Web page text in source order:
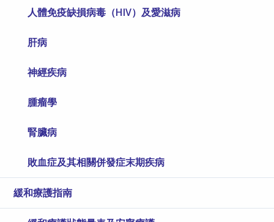
人體免疫缺損病毒（HIV）及愛滋病
肝病
神經疾病
腫瘤學
腎臟病
敗血症及其相關併發症末期疾病
緩和療護指南